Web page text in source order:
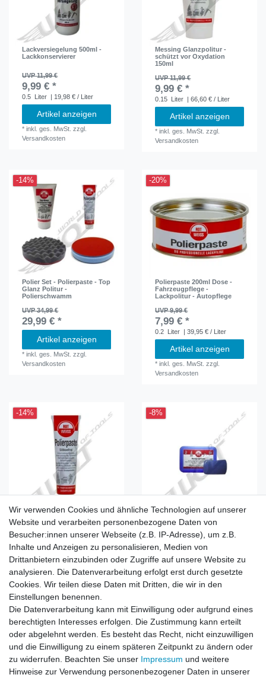
Lackversiegelung 500ml -
Lackkonservierer
UVP 11,99 €
9,99 € *
0.5 Liter | 19,98 € / Liter
Artikel anzeigen
*inkl. ges. MwSt. zzgl.
Versandkosten
Messing Glanzpolitur -
schützt vor Oxydation
150ml
UVP 11,99 €
9,99 € *
0.15 Liter | 66,60 € / Liter
Artikel anzeigen
*inkl. ges. MwSt. zzgl.
Versandkosten
-14%
Polier Set - Polierpaste - Top
Glanz Politur -
Polierschwamm
UVP 34,99 €
29,99 € *
Artikel anzeigen
*inkl. ges. MwSt. zzgl.
Versandkosten
-20%
Polierpaste 200ml Dose -
Fahrzeugpflege -
Lackpolitur - Autopflege
UVP 9,99 €
7,99 € *
0.2 Liter | 39,95 € / Liter
Artikel anzeigen
*inkl. ges. MwSt. zzgl.
Versandkosten
-14%
Polierpaste für die
Lackpflege und
100ml Tube
UVP 6,90 €
5,90 € *
0.1 Liter | 59,00 € / Liter
Artikel anzeigen
inkl. ges. MwSt.
Versandkosten
-8%
Reinigungsknete Blau 200 g
- Entfernen von
Ablagerungen
UVP 24,90 €
22,99 € *
0.2 Kilogramm | 114,95 € /
Kilogramm
* inkl. ges. MwSt.
zzgl.
Versandkosten
1
Wir verwenden Cookies und ähnliche Technologien auf unserer
Website und verarbeiten personenbezogene Daten von
Besucher:innen unserer Webseite (z.B. IP-Adresse), um z.B.
Inhalte und Anzeigen zu personalisieren, Medien von
Drittanbietern einzubinden oder Zugriffe auf unsere Website zu
analysieren. Die Datenverarbeitung erfolgt erst durch gesetzte
Cookies. Wir teilen diese Daten mit Dritten, die wir in den
Einstellungen benennen.
Die Datenverarbeitung kann mit Einwilligung oder aufgrund eines
berechtigten Interesses erfolgen. Die Zustimmung kann erteilt
oder abgelehnt werden. Es besteht das Recht, nicht einzuwilligen
und die Einwilligung zu einem späteren Zeitpunkt zu ändern oder
zu widerrufen. Beachten Sie unser Impressum und weitere
Hinweise zur Verwendung personenbezogener Daten in unserer